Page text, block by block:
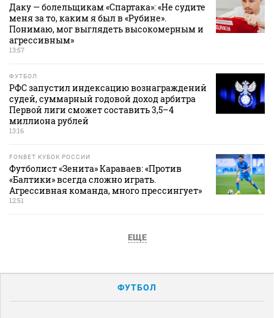
Даку — болельщикам «Спартака»: «Не судите
меня за то, каким я был в «Рубине».
Понимаю, мог выглядеть высокомерным и
агрессивным»
13:57
ФУТБОЛ
РФС запустил индексацию вознаграждений
судей, суммарный годовой доход арбитра
Первой лиги сможет составить 3,5–4
миллиона рублей
13:16
FONBET КУБОК РОССИИ
Футболист «Зенита» Караваев: «Против
«Балтики» всегда сложно играть.
Агрессивная команда, много прессингует»
12:51
ЕЩЕ
ФУТБОЛ